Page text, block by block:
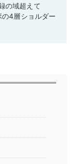
の域超えて
4層ショルダー